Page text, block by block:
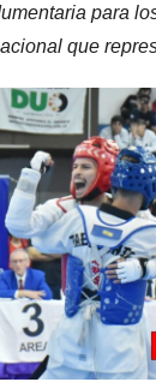
para
que